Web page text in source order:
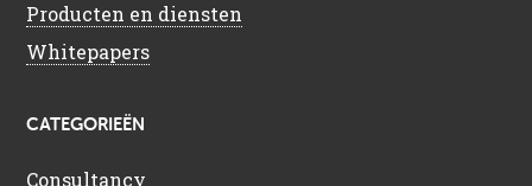
Producten en diensten
Whitepapers
CATEGORIEËN
Consultancy